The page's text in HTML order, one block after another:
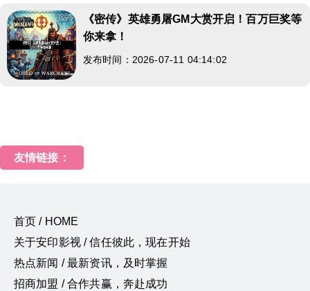
《密传》英雄勇屠GM大赏开启！百万巨奖等
你来拿！
发布时间：2026-07-11 04:14:02
友情链接：
首页 / HOME
关于安印影视 / 信任彼此，现在开始
热点新闻 / 最新资讯，及时掌握
招商加盟 / 合作共赢，奔赴成功